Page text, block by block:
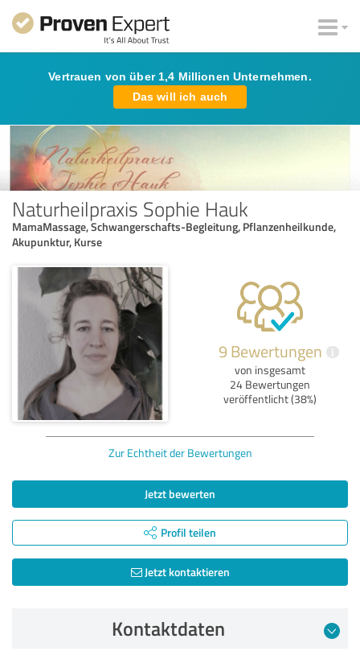
Vertrauen von über 1,4 Millionen Unternehmen.
Das will ich auch
Naturheilpraxis Sophie Hauk
MamaMassage, Schwangerschafts-Begleitung, Pflanzenheilkunde,
Akupunktur, Kurse
9 Bewertungen i
von insgesamt
24 Bewertungen
veröffentlicht (38%)
Zur Echtheit der Bewertungen
Jetzt bewerten
Profil teilen
Jetzt kontaktieren
Kontaktdaten